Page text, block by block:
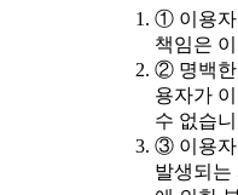
① 이용자
책임은
② 명백한
용자가
수 없습
③ 이용자
발생되는